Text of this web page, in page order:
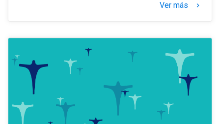
Ver más keyboard_arrow_right